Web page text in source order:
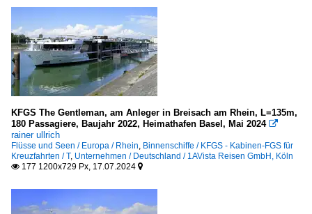
KFGS The Gentleman, am Anleger in Breisach am Rhein, L=135m,
180 Passagiere, Baujahr 2022, Heimathafen Basel, Mai 2024 
rainer ullrich
Flüsse und Seen / Europa / Rhein, Binnenschiffe / KFGS - Kabinen-FGS für
Kreuzfahrten / T, Unternehmen / Deutschland / 1AVista Reisen GmbH, Köln
 177 1200x729 Px, 17.07.2024 